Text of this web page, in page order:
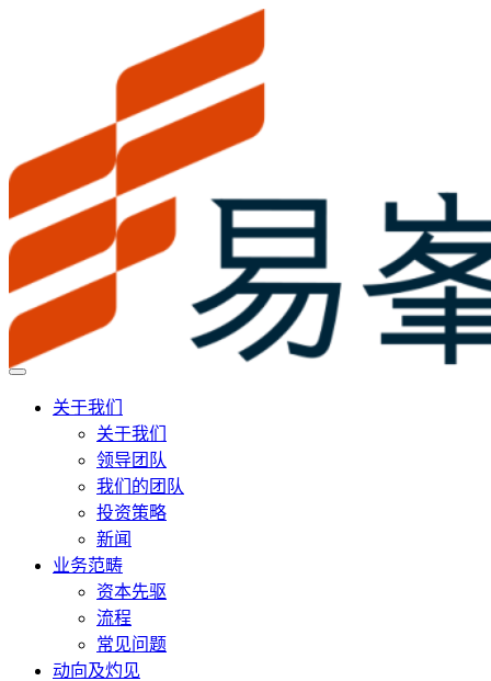
关于我们
关于我们
领导团队
我们的团队
投资策略
新闻
业务范畴
资本先驱
流程
常见问题
动向及灼见